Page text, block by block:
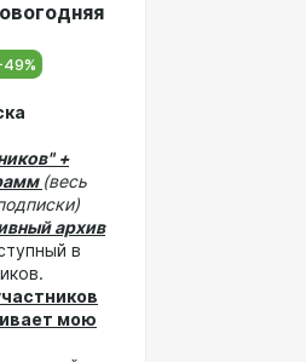
49%
+
(весь
архив
в
мою